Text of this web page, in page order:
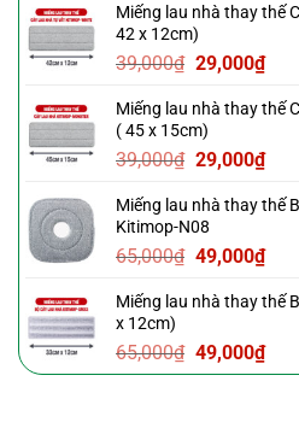
là:
35,000₫.
tại
Miếng lau nhà thay thế
42 x 12cm)
39,000₫ Giá
là:
39,000₫.
29,000₫Giá
tại
Miếng lau nhà thay thế
( 45 x 15cm)
39,000₫ Giá
là:
39,000₫.
29,000₫Giá
tại
Miếng lau nhà thay thế
Kitimop-N08
65,000₫ Giá
là:
49,000₫Giá
tại
Miếng lau nhà thay thế
x 12cm)
65,000₫ Giá
gốc
49,000₫Giá
hiện